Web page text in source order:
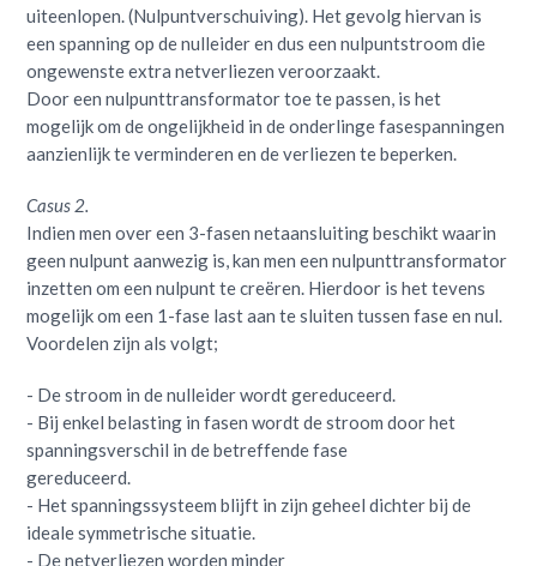
uiteenlopen. (Nulpuntverschuiving). Het gevolg hiervan is
een spanning op de nulleider en dus een nulpuntstroom die
ongewenste extra netverliezen veroorzaakt.
Door een nulpunttransformator toe te passen, is het
mogelijk om de ongelijkheid in de onderlinge fasespanningen
aanzienlijk te verminderen en de verliezen te beperken.
Casus 2.
Indien men over een 3-fasen netaansluiting beschikt waarin
geen nulpunt aanwezig is, kan men een nulpunttransformator
inzetten om een nulpunt te creëren. Hierdoor is het tevens
mogelijk om een 1-fase last aan te sluiten tussen fase en nul.
Voordelen zijn als volgt;
- De stroom in de nulleider wordt gereduceerd.
- Bij enkel belasting in fasen wordt de stroom door het
spanningsverschil in de betreffende fase
gereduceerd.
- Het spanningssysteem blijft in zijn geheel dichter bij de
ideale symmetrische situatie.
- De netverliezen worden minder